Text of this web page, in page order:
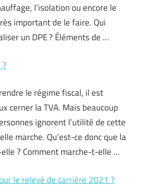
l’isolation ou encore le
important de le faire. Qui
un DPE ? Éléments de …
le régime fiscal, il est
cerner la TVA. Mais beaucoup
ignorent l’utilité de cette
marche. Qu’est-ce donc que la
? Comment marche-t-elle …
le relevé de carrière 2021 ?